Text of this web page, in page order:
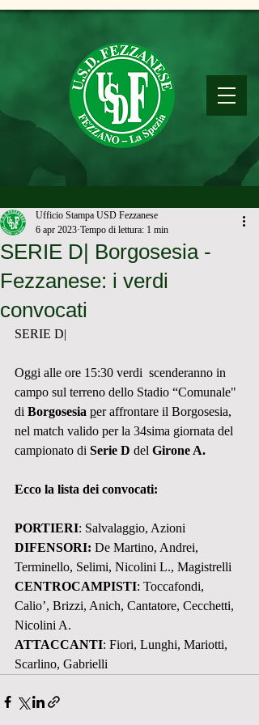
SERIE D| Borgosesia -
Fezzanese: i verdi
convocati
Ufficio Stampa USD Fezzanese
6 apr 2023 Tempo di lettura: 1 min
SERIE D|
Oggi alle ore 15:30 verdi  scenderanno in
campo sul terreno dello Stadio “Comunale"
di Borgosesia per affrontare il Borgosesia,
nel match valido per la 34sima giornata del
campionato di Serie D del Girone A.
Ecco la lista dei convocati:
PORTIERI: Salvalaggio, Azioni
DIFENSORI: De Martino, Andrei,
Terminello, Selimi, Nicolini L., Magistrelli
CENTROCAMPISTI: Toccafondi,
Calio’, Brizzi, Anich, Cantatore, Cecchetti,
Nicolini A.
ATTACCANTI: Fiori, Lunghi, Mariotti,
Scarlino, Gabrielli